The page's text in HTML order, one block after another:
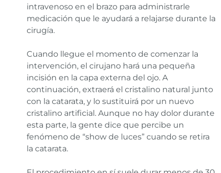
intravenoso en el brazo para administrarle
medicación que le ayudará a relajarse durante la
cirugía.
Cuando llegue el momento de comenzar la
intervención, el cirujano hará una pequeña
incisión en la capa externa del ojo. A
continuación, extraerá el cristalino natural junto
con la catarata, y lo sustituirá por un nuevo
cristalino artificial. Aunque no hay dolor durante
esta parte, la gente dice que percibe un
fenómeno de “show de luces” cuando se retira
la catarata.